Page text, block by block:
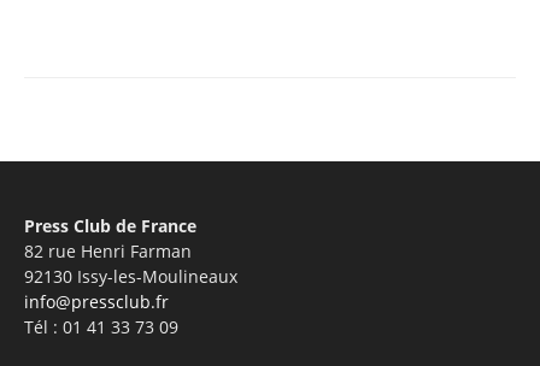
Press Club de France
82 rue Henri Farman
92130 Issy-les-Moulineaux
info@pressclub.fr
Tél : 01 41 33 73 09